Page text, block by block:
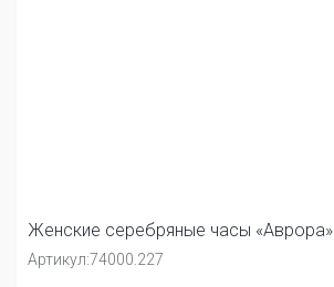
Женские серебряные часы «Аврора»
Артикул:74000.227